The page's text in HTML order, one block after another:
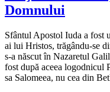
Domnului
Sfântul Apostol Iuda a fost
ai lui Hristos, trăgându-se
s-a născut în Nazaretul
fost după aceea logodnicul
sa Salomeea, nu cea din